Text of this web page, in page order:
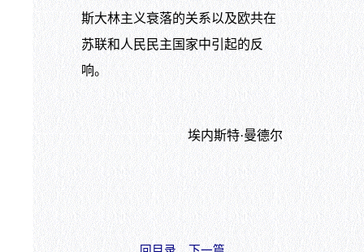
斯大林主义衰落的关系以及欧共在
苏联和人民民主国家中引起的反
响。
埃内斯特·曼德尔